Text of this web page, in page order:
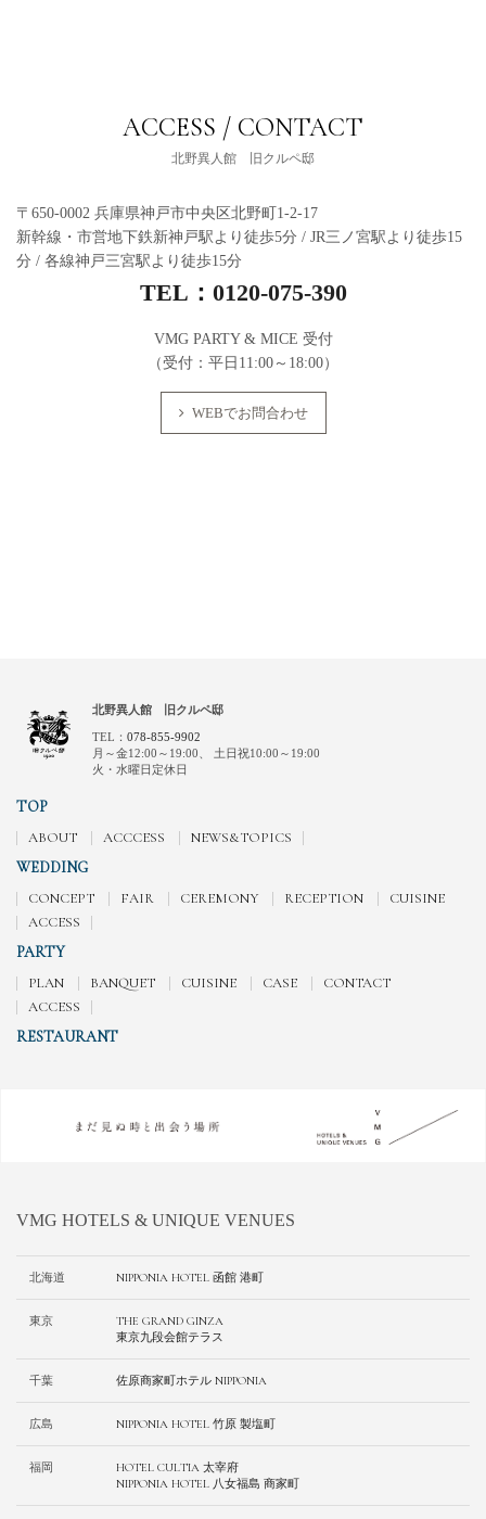
ACCESS / CONTACT
北野異人館 旧クルペ邸
〒650-0002 兵庫県神戸市中央区北野町1-2-17
新幹線・市営地下鉄新神戸駅より徒歩5分 / JR三ノ宮駅より徒歩15
分 / 各線神戸三宮駅より徒歩15分
TEL： 0120-075-390
VMG PARTY & MICE 受付
（受付：平日11:00～18:00）
WEBでお問合わせ
北野異人館 旧クルペ邸
TEL： 078-855-9902
月～金12:00～19:00、
土日祝10:00～19:00
火・水曜日定休日
TOP
ABOUT ACCCESS NEWS&TOPICS
WEDDING
CONCEPT FAIR CEREMONY RECEPTION
CUISINE
ACCESS
PARTY
PLAN BANQUET CUISINE CASE
CONTACT
ACCESS
RESTAURANT
VMG HOTELS & UNIQUE VENUES
北海道 NIPPONIA HOTEL 函館 港町
東京
THE GRAND GINZA
東京九段会館テラス
千葉 佐原商家町ホテル NIPPONIA
広島 NIPPONIA HOTEL 竹原 製塩町
福岡
HOTEL CULTIA 太宰府
NIPPONIA HOTEL 八女福島 商家町